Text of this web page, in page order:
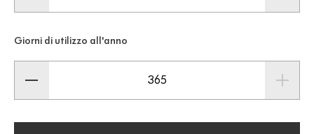
Giorni di utilizzo all'anno